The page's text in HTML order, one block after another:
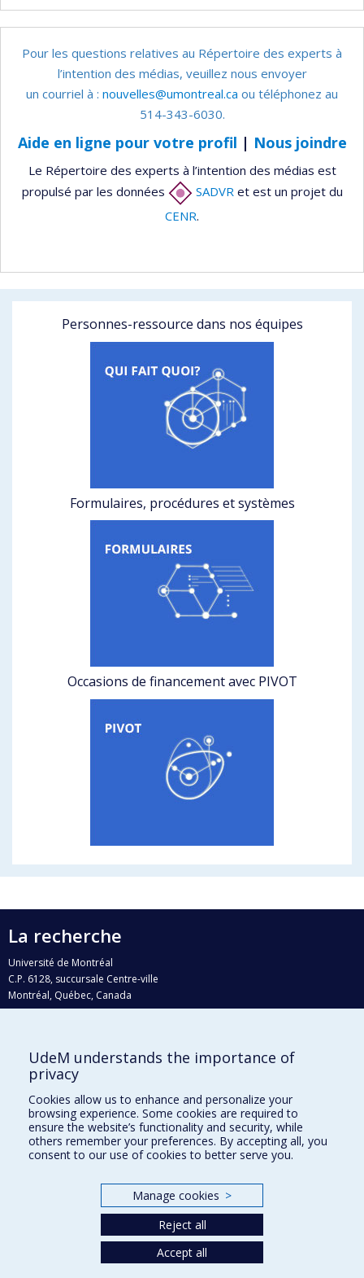
Pour les questions relatives au Répertoire des experts à
l’intention des médias, veuillez nous envoyer
un courriel à : nouvelles@umontreal.ca ou téléphonez au
514-343-6030.
Aide en ligne pour votre profil | Nous joindre
Le Répertoire des experts à l’intention des médias est
propulsé par les données
SADVRet est un projet du
CENR.
Personnes-ressource dans nos équipes
Formulaires, procédures et systèmes
Occasions de financement avec PIVOT
La recherche
Université de Montréal
C.P. 6128, succursale Centre-ville
Montréal, Québec, Canada
H3C 3J7
Qui fait quoi?
Nous trouver
Plan du site
Accessibilité
UdeM understands the importance of
privacy
Cookies allow us to enhance and personalize your
browsing experience. Some cookies are required to
ensure the website’s functionality and security, while
others remember your preferences. By accepting all, you
consent to our use of cookies to better serve you.
Manage cookies >
Reject all
Accept all